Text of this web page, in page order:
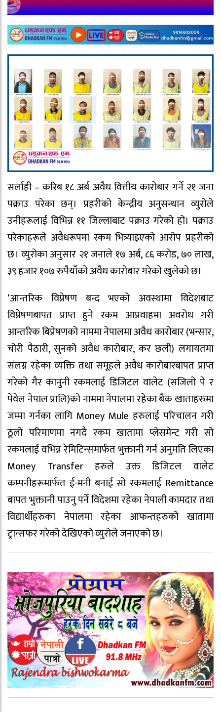
सर्लाही – करिब १८ अर्ब अवैध वित्तीय कारोबार गर्ने २१ जना
पक्राउ परेका छन्। प्रहरीको केन्द्रीय अनुसन्धान व्युरोले
उनीहरूलाई विभिन्न ११ जिल्लाबाट पक्राउ गरेको हो। पक्राउ
परेकाहरूले अवैधरूपमा रकम भित्र्याइएको आरोप प्रहरीको
छ। व्युरोका अनुसार २१ जनाले १७ अर्ब, ८६ करोड, ७० लाख,
३९ हजार १०७ रुपैयाँको अवैध कारोबार गरेको खुलेको छ।
‘आन्तरिक विप्रेषण बन्द भएको अवस्थामा विदेशबाट
विप्रेषणबापत प्राप्त हुने रकम आप्रवाहमा अवरोध गरी
आन्तरिक बिप्रेषणको नाममा नेपालमा अवैध कारोबार (भन्सार,
चोरी पैठारी, सुनको अवैध कारोबार, कर छली) लगायतमा
संलग्न रहेका व्यक्ति तथा समूहले अवैध कारोबारबापत प्राप्त
गरेको गैर कानुनी रकमलाई डिजिटल वालेट (सजिलो पे र
पेवेल नेपाल प्रालि)को नाममा नेपालमा रहेका बैंक खाताहरुमा
जम्मा गर्नका लागि Money Mule हरुलाई परिचालन गरी
ठूलो परिमाणमा नगदै रकम खातामा प्लेसमेन्ट गरी सो
रकमलाई वभिन्न रेमिटिन्समार्फत भुक्तानी गर्न अनुमति लिएका
Money Transfer हरुले उक्त डिजिटल वालेट
कम्पनीहरूमार्फत ई-मनी बनाई सो रकमलाई Remittance
बापत भुक्तानी पाउनु पर्ने विदेशमा रहेका नेपाली कामदार तथा
विद्यार्थीहरुका नेपालमा रहेका आफन्तहरुको खातामा
ट्रान्सफर गरेको देखिएको व्युरोले जनाएको छ।